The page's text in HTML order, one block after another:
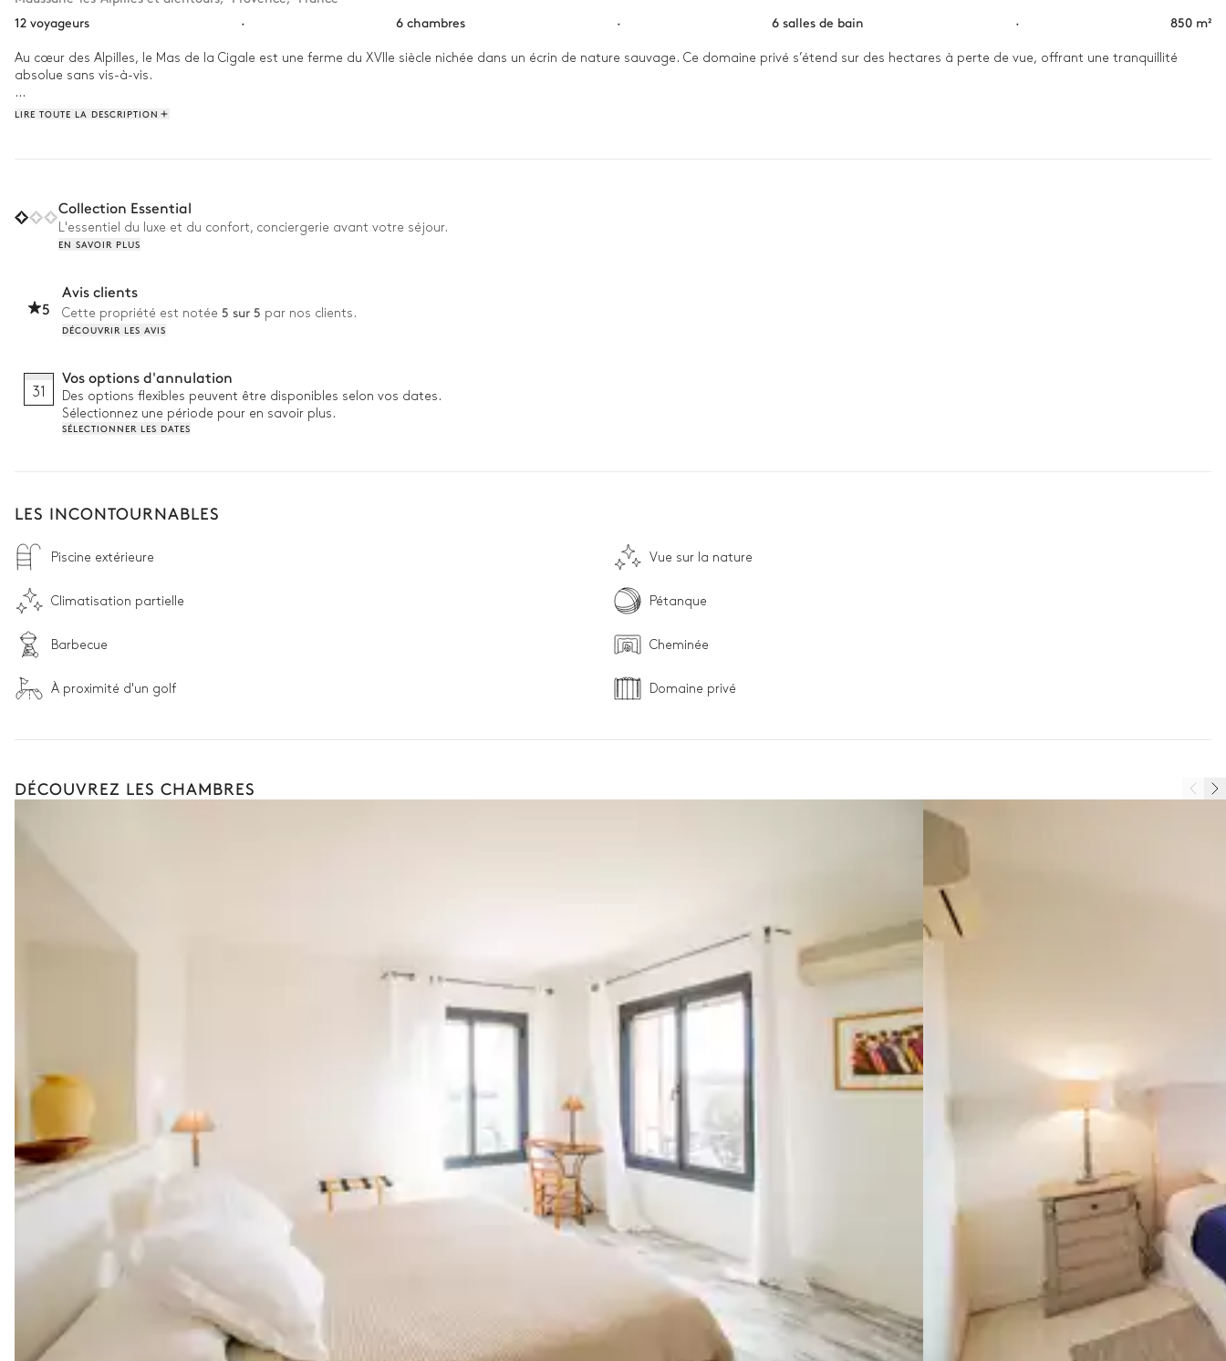
12 voyageurs
· 6 chambres · 6 salles de bain · 850 m²
Au cœur des Alpilles, le Mas de la Cigale est une ferme du XVIIe siècle nichée dans un écrin de nature sauvage. Ce domaine privé s’étend sur des hectares à perte de vue, offrant une tranquillité
absolue sans vis-à-vis.
Réveillez-vous dans ce cadre paisible et laissez-vous porter par le chant des cigales en flânant dans le jardin ou en vous offrant une promenade dans les oliveraies. L’après-midi, un pique-nique
LIRE TOUTE LA DESCRIPTION
Collection Essential
L'essentiel du luxe et du confort, conciergerie avant votre séjour.
EN SAVOIR PLUS
5
Avis clients
Cette propriété est notée 5 sur 5 par nos clients.
DÉCOUVRIR LES AVIS
31
Vos options d'annulation
Des options flexibles peuvent être disponibles selon vos dates.
Sélectionnez une période pour en savoir plus.
SÉLECTIONNER LES DATES
LES INCONTOURNABLES
Piscine extérieure Vue sur la nature
Climatisation partielle Pétanque
Barbecue Cheminée
À proximité d'un golf Domaine privé
DÉCOUVREZ LES CHAMBRES